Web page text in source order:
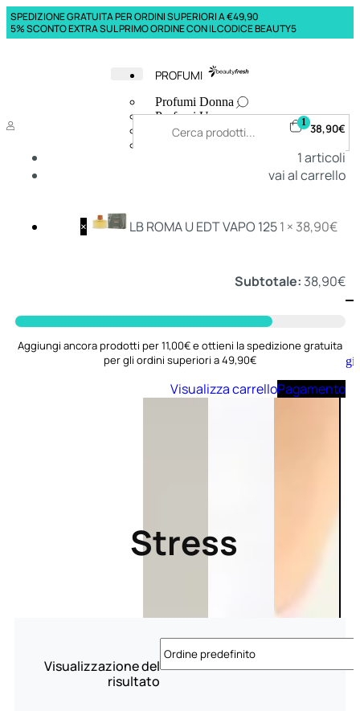
SPEDIZIONE GRATUITA PER ORDINI SUPERIORI A €49,90
5% SCONTO EXTRA SUL PRIMO ORDINE CON IL CODICE BEAUTY5
PROFUMI
Profumi Donna
Profumi Uomo
Deodoranti Donna
Bagnodoccia Uomo Profumi
DonnaUomo
Aggiungi
carrello
1 38,90€
1articoli
vai al carrello
× LB ROMA U EDT VAPO 1251 × 38,90€
Subtotale: 38,90€
Aggiungi ancora prodotti per 11,00€ e ottieni la spedizione gratuita
per gli ordini superiori a 49,90€
Visualizza carrelloPagamento
Stress
Visualizzazione del
risultato